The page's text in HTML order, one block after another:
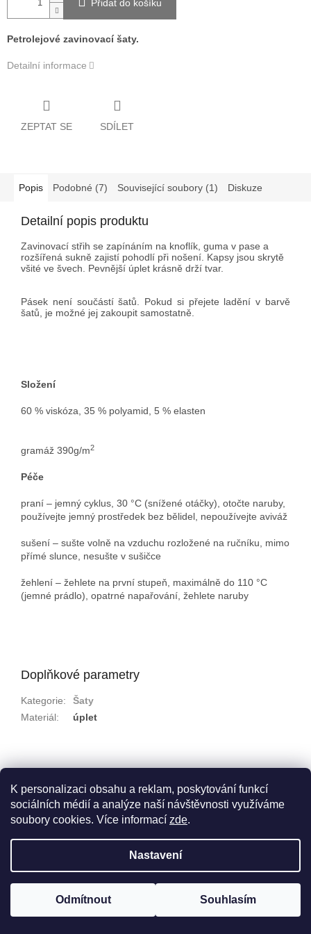
K personalizaci obsahu a reklam, poskytování funkcí
sociálních médií a analýze naší návštěvnosti využíváme
soubory cookies. Více informací zde.
Nastavení
Odmítnout Souhlasím
Přidat do košíku
Petrolejové zavinovací šaty.
Detailní informace
ZEPTAT SE SDÍLET
Popis Podobné (7) Související soubory (1) Diskuze
Detailní popis produktu
Zavinovací střih se zapínáním na knoflík, guma v pase a
rozšířená sukně zajistí pohodlí při nošení. Kapsy jsou skrytě
všité ve švech. Pevnější úplet krásně drží tvar.
Pásek není součástí šatů. Pokud si přejete ladění v barvě
šatů, je možné jej zakoupit samostatně.
Složení
60 % viskóza, 35 % polyamid, 5 % elasten
gramáž 390g/m2
Péče
praní – jemný cyklus, 30 °C (snížené otáčky), otočte naruby,
používejte jemný prostředek bez bělidel, nepoužívejte aviváž
sušení – sušte volně na vzduchu rozložené na ručníku, mimo
přímé slunce, nesušte v sušičce
žehlení – žehlete na první stupeň, maximálně do 110 °C
(jemné prádlo), opatrné napařování, žehlete naruby
Doplňkové parametry
Kategorie:
Šaty
Materiál: úplet
á
. Všechna práva vyhrazena.